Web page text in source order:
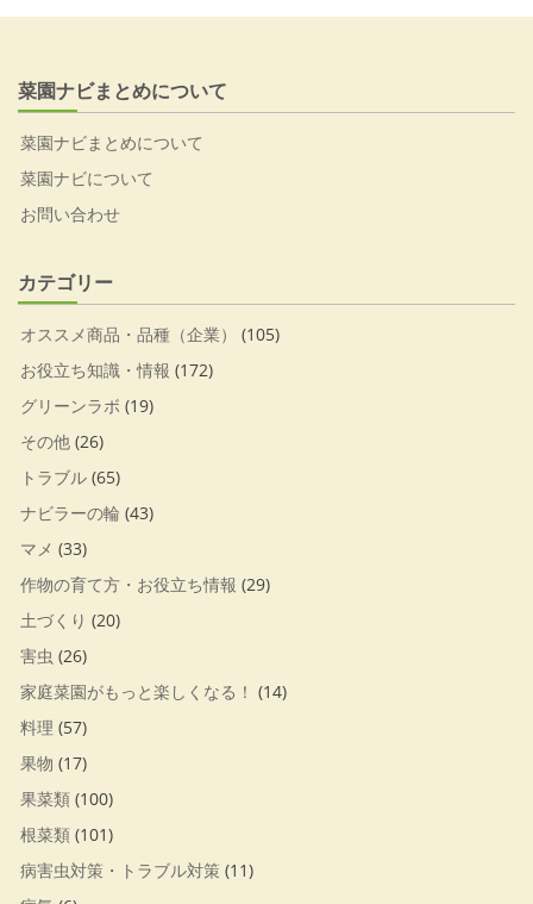
菜園ナビまとめについて
菜園ナビまとめについて
菜園ナビについて
お問い合わせ
カテゴリー
オススメ商品・品種（企業）
(105)
お役立ち知識・情報 (172)
グリーンラボ (19)
その他 (26)
トラブル (65)
ナビラーの輪 (43)
マメ (33)
作物の育て方・お役立ち情報 (29)
土づくり (20)
害虫 (26)
家庭菜園がもっと楽しくなる！ (14)
料理 (57)
果物 (17)
果菜類 (100)
根菜類 (101)
病害虫対策・トラブル対策 (11)